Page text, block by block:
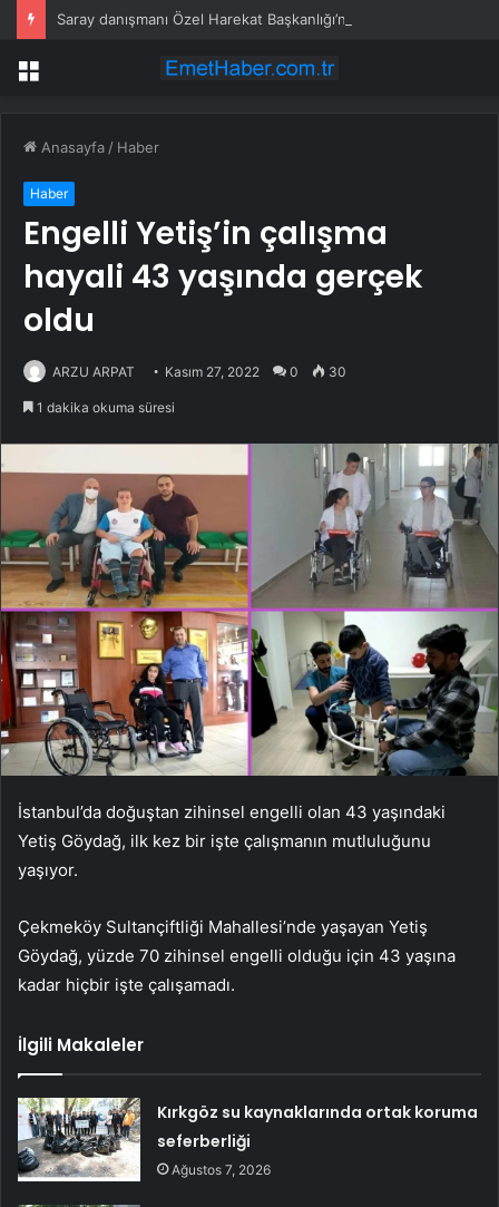
Saray danışmanı Özel Harekat Başkanlığı’nda
Menü
Anasayfa / Haber
Haber
Engelli Yetiş’in çalışma
hayali 43 yaşında gerçek
oldu
ARZU ARPAT Kasım 27, 2022 0 30
1 dakika okuma süresi
İstanbul’da doğuştan zihinsel engelli olan 43 yaşındaki
Yetiş Göydağ, ilk kez bir işte çalışmanın mutluluğunu
yaşıyor.
Çekmeköy Sultançiftliği Mahallesi’nde yaşayan Yetiş
Göydağ, yüzde 70 zihinsel engelli olduğu için 43 yaşına
kadar hiçbir işte çalışamadı.
İlgili Makaleler
Kırkgöz su kaynaklarında ortak koruma
seferberliği
Ağustos 7, 2026